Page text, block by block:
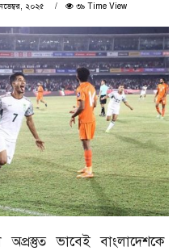
২০২৫
৩৯ Time View
অপ্রস্তুত ভাবেই বাংলাদেশকে